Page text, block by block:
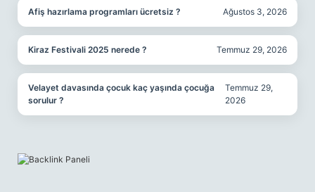
Afiş hazırlama programları ücretsiz ? Ağustos 3, 2026
Kiraz Festivali 2025 nerede ? Temmuz 29, 2026
Velayet davasında çocuk kaç yaşında çocuğa
sorulur ?
Temmuz 29,
2026